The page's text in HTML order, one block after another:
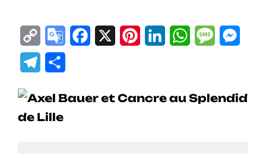
Copy
Link
GoogleFacebook
X Pinterest
LinkedInWhatsApp
Telegram